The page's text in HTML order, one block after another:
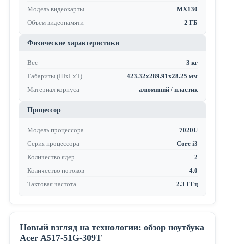
Модель видеокарты
MX130
Объем видеопамяти
2 ГБ
Физические характеристики
Вес
3 кг
Габариты (ШхГхТ)
423.32x289.91x28.25 мм
Материал корпуса
алюминий / пластик
Процессор
Модель процессора
7020U
Серия процессора
Core i3
Количество ядер
2
Количество потоков
4.0
Тактовая частота
2.3 ГГц
Новый взгляд на технологии: обзор ноутбука
Acer A517-51G-309T